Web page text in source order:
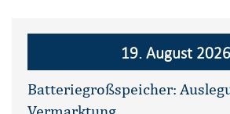
19. August 2026
Batteriegroßspeicher: